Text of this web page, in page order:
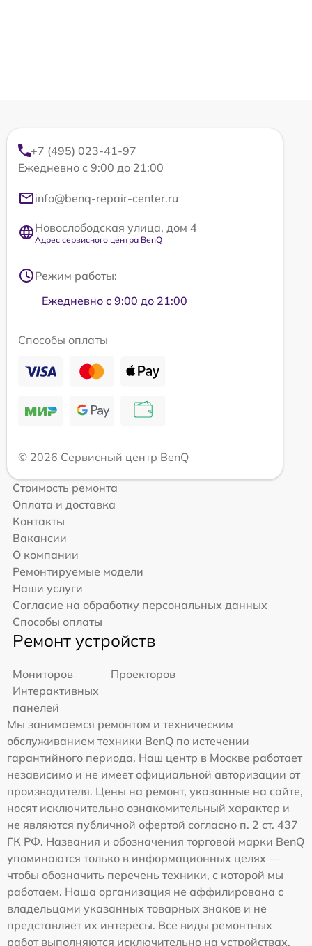
+7 (495) 023-41-97
Ежедневно с 9:00 до 21:00
info@benq-repair-center.ru
Новослободская улица, дом 4
Адрес сервисного центра BenQ
Режим работы:
Ежедневно с 9:00 до 21:00
Способы оплаты
© 2026 Сервисный центр BenQ
Стоимость ремонта
Оплата и доставка
Контакты
Вакансии
О компании
Ремонтируемые модели
Наши услуги
Согласие на обработку персональных данных
Способы оплаты
Ремонт устройств
Мониторов
Проекторов
Интерактивных
панелей
Мы занимаемся ремонтом и техническим
обслуживанием техники BenQ по истечении
гарантийного периода. Наш центр в Москве работает
независимо и не имеет официальной авторизации от
производителя. Цены на ремонт, указанные на сайте,
носят исключительно ознакомительный характер и
не являются публичной офертой согласно п. 2 ст. 437
ГК РФ. Названия и обозначения торговой марки BenQ
упоминаются только в информационных целях —
чтобы обозначить перечень техники, с которой мы
работаем. Наша организация не аффилирована с
владельцами указанных товарных знаков и не
представляет их интересы. Все виды ремонтных
работ выполняются исключительно на устройствах,